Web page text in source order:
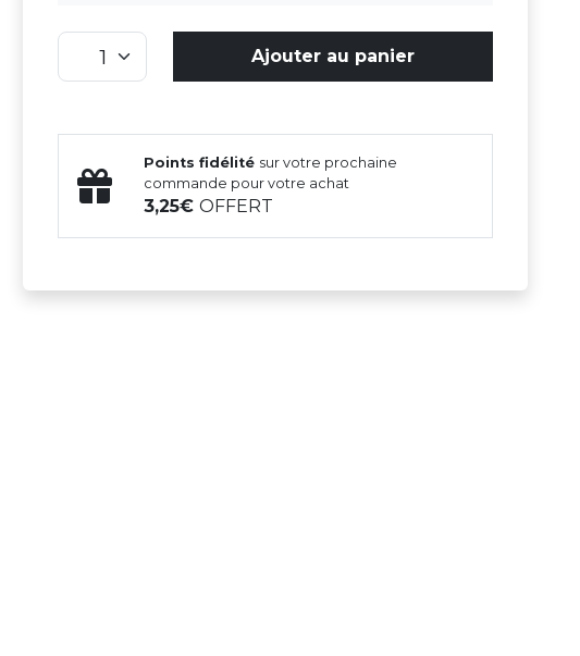
Ajouter au panier
Points fidélité sur votre prochaine
commande pour votre achat
3,25OFFERT